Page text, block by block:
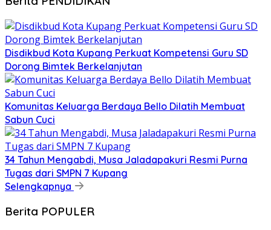
Disdikbud Kota Kupang Perkuat Kompetensi Guru SD
Dorong Bimtek Berkelanjutan
Komunitas Keluarga Berdaya Bello Dilatih Membuat
Sabun Cuci
34 Tahun Mengabdi, Musa Jaladapakuri Resmi Purna
Tugas dari SMPN 7 Kupang
Selengkapnya
Berita POPULER